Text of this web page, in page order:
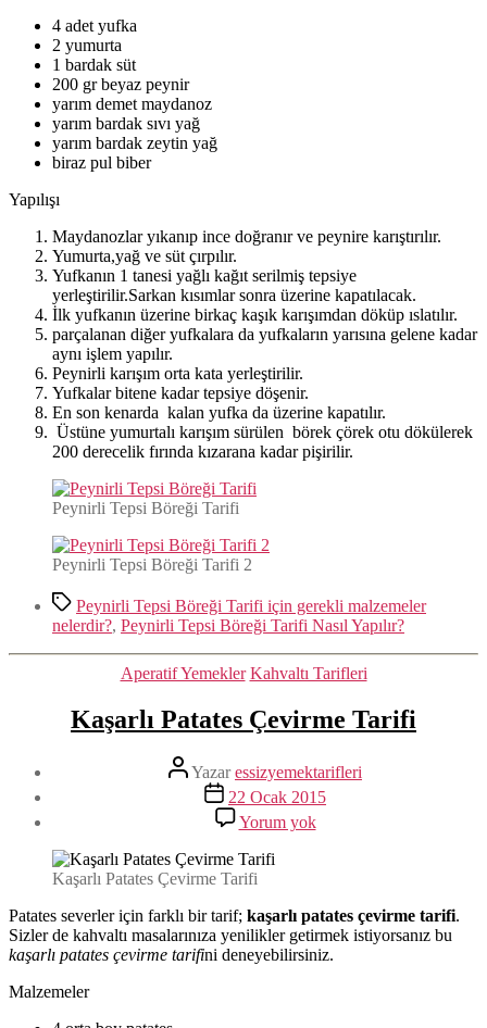
4 adet yufka
2 yumurta
1 bardak süt
200 gr beyaz peynir
yarım demet maydanoz
yarım bardak sıvı yağ
yarım bardak zeytin yağ
biraz pul biber
Yapılışı
Maydanozlar yıkanıp ince doğranır ve peynire karıştırılır.
Yumurta,yağ ve süt çırpılır.
Yufkanın 1 tanesi yağlı kağıt serilmiş tepsiye
yerleştirilir.Sarkan kısımlar sonra üzerine kapatılacak.
İlk yufkanın üzerine birkaç kaşık karışımdan döküp ıslatılır.
parçalanan diğer yufkalara da yufkaların yarısına gelene kadar
aynı işlem yapılır.
Peynirli karışım orta kata yerleştirilir.
Yufkalar bitene kadar tepsiye döşenir.
En son kenarda kalan yufka da üzerine kapatılır.
Üstüne yumurtalı karışım sürülen börek çörek otu dökülerek
200 derecelik fırında kızarana kadar pişirilir.
Peynirli Tepsi Böreği Tarifi
Peynirli Tepsi Böreği Tarifi 2
Etiketler
Peynirli Tepsi Böreği Tarifi için gerekli malzemeler
nelerdir?, Peynirli Tepsi Böreği Tarifi Nasıl Yapılır?
Kategoriler
Aperatif Yemekler Kahvaltı Tarifleri
Kaşarlı Patates Çevirme Tarifi
Yazının
yazarı
Yazaressizyemektarifleri
Yazı
tarihi
22 Ocak 2015
Yorum yokKaşarlı
Patates
Kaşarlı Patates Çevirme Tarifi
Patates severler için farklı bir tarif; kaşarlı patates çevirme tarifi.
Sizler de kahvaltı masalarınıza yenilikler getirmek istiyorsanız bu
kaşarlı patates çevirme tarifini deneyebilirsiniz.
Malzemeler